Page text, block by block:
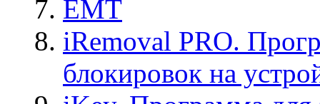
EMT
iRemoval PRO.
блокировок на